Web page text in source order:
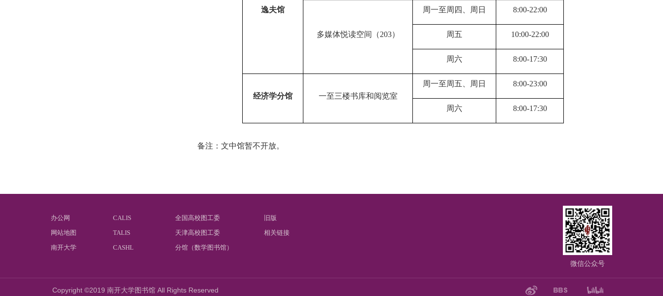
逸夫馆
多媒体悦读空间（203）
周一至周四、周日 8:00-22:00
周五 10:00-22:00
周六 8:00-17:30
经济学分馆 一至三楼书库和阅览室
周一至周五、周日 8:00-23:00
周六 8:00-17:30
备注：文中馆暂不开放。
办公网
网站地图
南开大学
CALIS
TALIS
CASHL
全国高校图工委
天津高校图工委
分馆（数学图书馆）
旧版
相关链接
微信公众号
Copyright ©2019 南开大学图书馆 All Rights Reserved